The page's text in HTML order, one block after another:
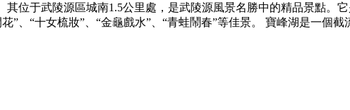
位于武陵源區城南1.5公里處，是武陵源風景名勝中的精品景點。
”、“十女梳妝”、“金龜戲水”、“青蛙鬧春”等佳景。 寶峰湖是一個截